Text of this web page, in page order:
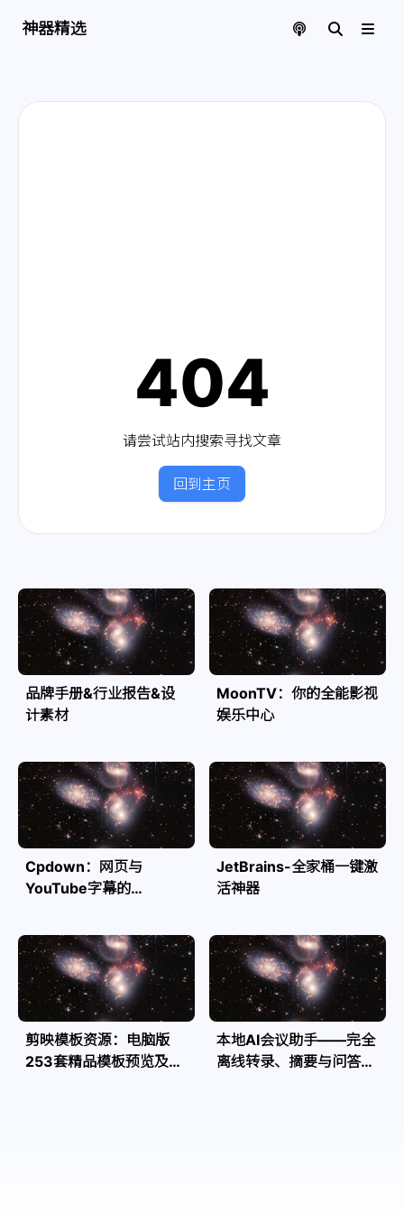
神器精选
404
请尝试站内搜索寻找文章
回到主页
品牌手册&行业报告&设
计素材
MoonTV：你的全能影视
娱乐中心
Cpdown：网页与
YouTube字幕的
JetBrains-全家桶一键激
活神器
剪映模板资源：电脑版
253套精品模板预览及源
本地AI会议助手——完全
离线转录、摘要与问答，